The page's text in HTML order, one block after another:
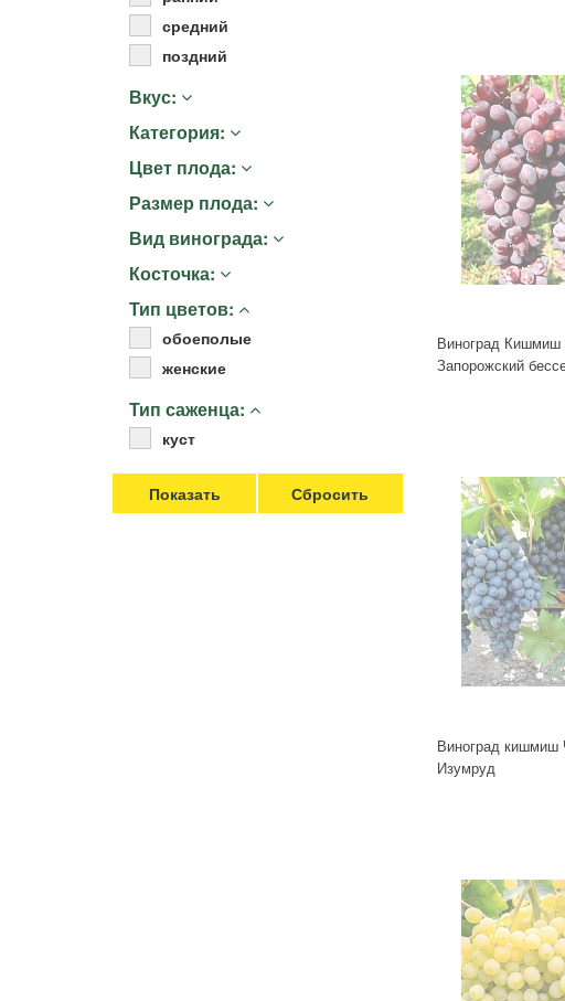
Для полива
Инструменты и инвентарь
Виноделие
Мицелий грибов
Товары для дома
Теплицы и укрывной материал
Луковичные и клубни
средний
поздний
Вкус:
Категория:
Цвет плода:
Размер плода:
Вид винограда:
Косточка:
Тип цветов:
обоеполые
женские
Тип саженца:
куст
Виноград Кишмиш
Запорожский
Виноград кишмиш
Изумруд